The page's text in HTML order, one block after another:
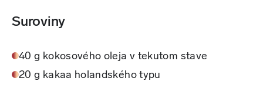
Suroviny
40 g kokosového oleja v tekutom stave
20 g kakaa holandského typu